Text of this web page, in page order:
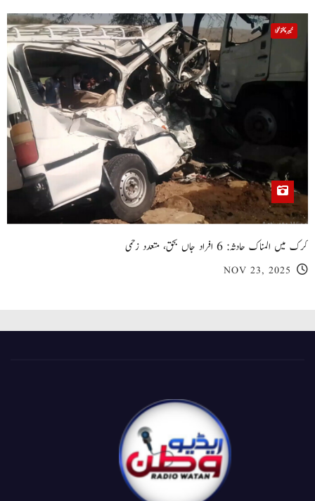
خیبر پختونخوا
کرک میں المناک حادثہ: 6 افراد جاں بحق، متعدد زخمی
NOV 23, 2025